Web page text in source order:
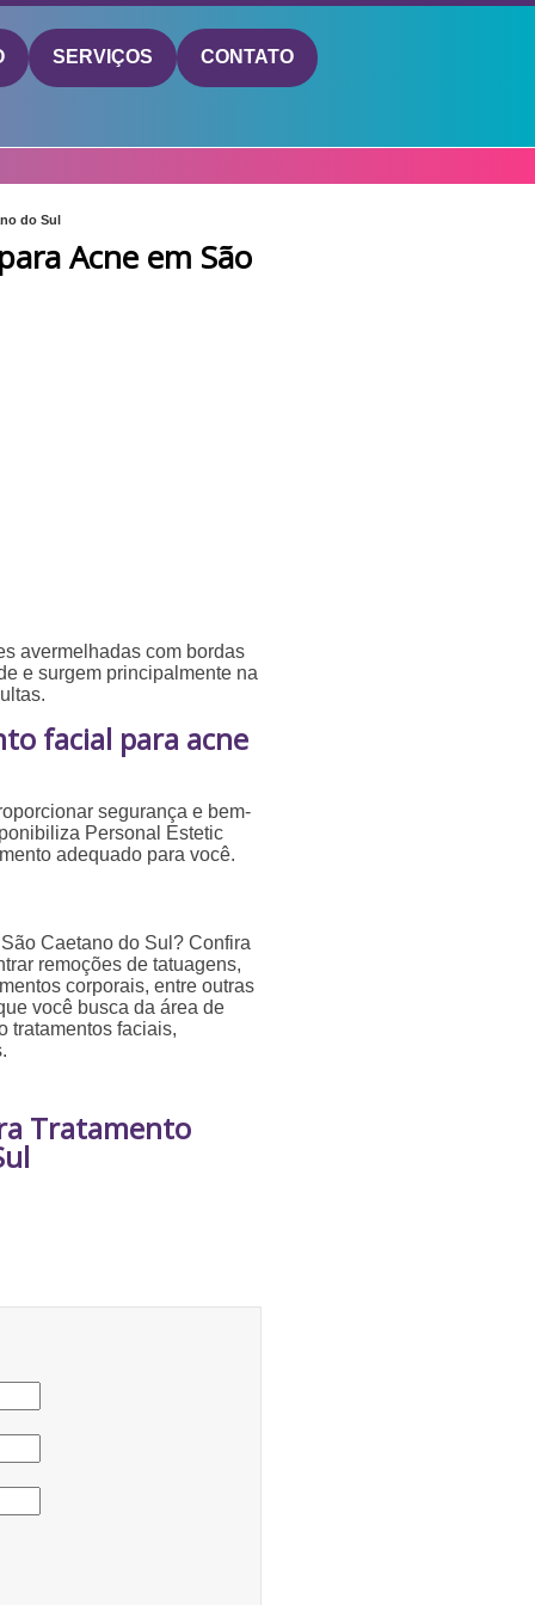
SERVIÇOS CONTATO
do Sul
Acne em São
avermelhadas com bordas
e surgem principalmente na
facial para acne
segurança e bem-
Personal Estetic
adequado para você.
Caetano do Sul? Confira
remoções de tatuagens,
corporais, entre outras
você busca da área de
tratamentos faciais,
Tratamento